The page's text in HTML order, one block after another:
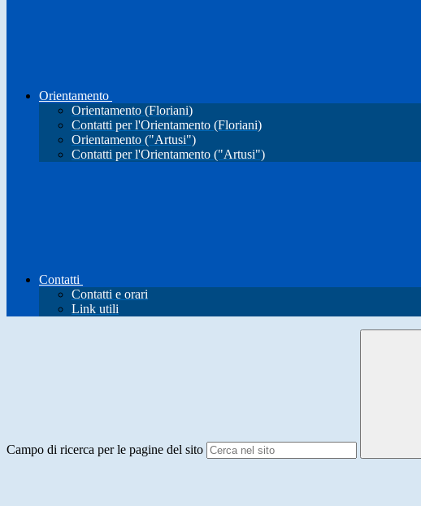
Orientamento
Orientamento (Floriani)
Contatti per l'Orientamento (Floriani)
Orientamento ("Artusi")
Contatti per l'Orientamento ("Artusi")
Contatti
Contatti e orari
Link utili
Campo di ricerca per le pagine del sito